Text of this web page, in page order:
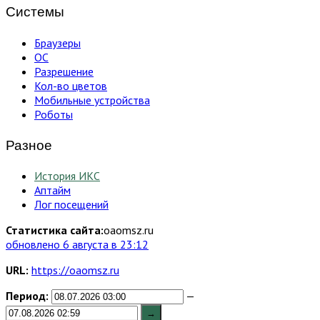
Системы
Браузеры
ОС
Разрешение
Кол-во цветов
Мобильные устройства
Роботы
Разное
История ИКС
Аптайм
Лог посещений
Статистика сайта:oaomsz.ru
обновлено 6 августа в 23:12
URL: https://oaomsz.ru
Период:
—
→